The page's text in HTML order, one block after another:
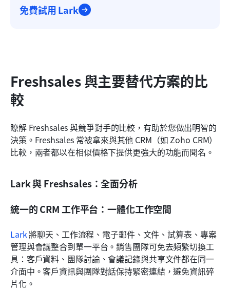
免費試用 Lark
Freshsales 與主要替代方案的比
較
瞭解 Freshsales 與競爭對手的比較，有助於您做出明智的
決策。Freshsales 常被拿來與其他 CRM（如 Zoho CRM）
比較，兩者都以在相似價格下提供更強大的功能而聞名。
Lark 與 Freshsales：全面分析
統一的 CRM 工作平台：一體化工作空間
Lark 將聊天、工作流程、電子郵件、文件、試算表、專案
管理與會議整合到單一平台。銷售團隊可免去頻繁切換工
具：客戶資料、團隊討論、會議記錄與共享文件都在同一
介面中。客戶資訊與團隊對話保持緊密連結，避免資訊碎
片化。